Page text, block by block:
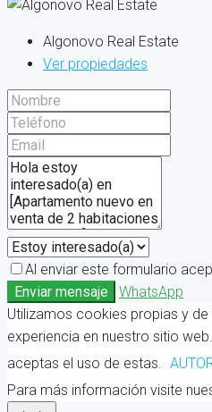
Algonovo Real Estate
Ver propiedades
Al enviar este formulario
Enviar mensaje
WhatsApp
Utilizamos cookies propias y
experiencia en nuestro sitio
aceptas el uso de estas.
Para más información visite